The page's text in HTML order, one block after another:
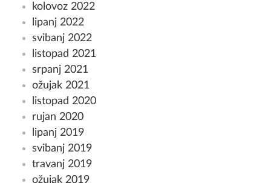
kolovoz 2022
lipanj 2022
svibanj 2022
listopad 2021
srpanj 2021
ožujak 2021
listopad 2020
rujan 2020
lipanj 2019
svibanj 2019
travanj 2019
ožujak 2019